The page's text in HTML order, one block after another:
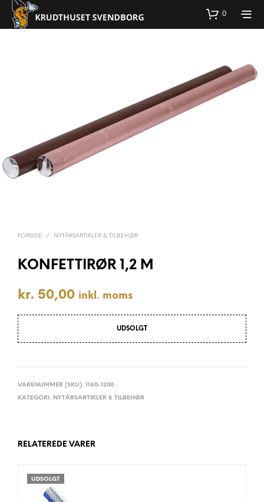
0
FORSIDE / NYTÅRSARTIKLER & TILBEHØR
KONFETTIRØR 1,2 M
kr. 50,00 inkl. moms
UDSOLGT
VARENUMMER (SKU): 1160-1200
KATEGORI: NYTÅRSARTIKLER & TILBEHØR
RELATEREDE VARER
UDSOLGT